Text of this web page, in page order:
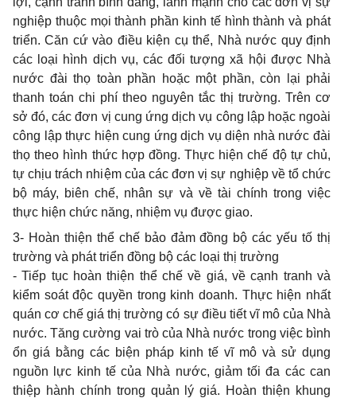
nghiệp thuộc mọi thành phần kinh tế hình thành và phát
triển. Căn cứ vào điều kiện cụ thể, Nhà nước quy định
các loại hình dịch vụ, các đối tượng xã hội được Nhà
nước đài thọ toàn phần hoặc một phần, còn lại phải
thanh toán chi phí theo nguyên tắc thị trường. Trên cơ
sở đó, các đơn vị cung ứng dịch vụ công lập hoặc ngoài
công lập thực hiện cung ứng dịch vụ diện nhà nước đài
thọ theo hình thức hợp đồng. Thực hiện chế độ tự chủ,
tự chịu trách nhiệm của các đơn vị sự nghiệp về tổ chức
bộ máy, biên chế, nhân sự và về tài chính trong việc
thực hiện chức năng, nhiệm vụ được giao.
3- Hoàn thiện thể chế bảo đảm đồng bộ các yếu tố thị
trường và phát triển đồng bộ các loại thị trường
- Tiếp tục hoàn thiện thể chế về giá, về cạnh tranh và
kiểm soát độc quyền trong kinh doanh. Thực hiện nhất
quán cơ chế giá thị trường có sự điều tiết vĩ mô của Nhà
nước. Tăng cường vai trò của Nhà nước trong việc bình
ổn giá bằng các biện pháp kinh tế vĩ mô và sử dụng
nguồn lực kinh tế của Nhà nước, giảm tối đa các can
thiệp hành chính trong quản lý giá. Hoàn thiện khung